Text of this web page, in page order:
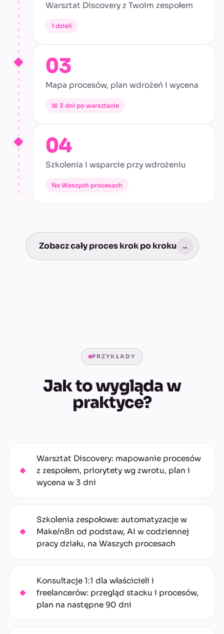
Warsztat Discovery z Twoim zespołem
1 dzień
03
Mapa procesów, plan wdrożeń i wycena
W 3 dni po warsztacie
04
Szkolenia i wsparcie przy wdrożeniu
Na Waszych procesach
Zobacz cały proces krok po kroku →
PRZYKŁADY
Jak to wygląda w
praktyce?
Warsztat Discovery: mapowanie procesów
z zespołem, priorytety wg zwrotu, plan i
wycena w 3 dni
Szkolenia zespołowe: automatyzacje w
Make/n8n od podstaw, AI w codziennej
pracy działu, na Waszych procesach
Konsultacje 1:1 dla właścicieli i
freelancerów: przegląd stacku i procesów,
plan na następne 90 dni